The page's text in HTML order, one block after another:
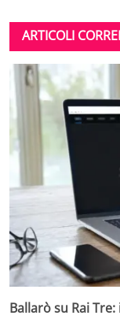
ARTICOLI
Ballarò su Rai